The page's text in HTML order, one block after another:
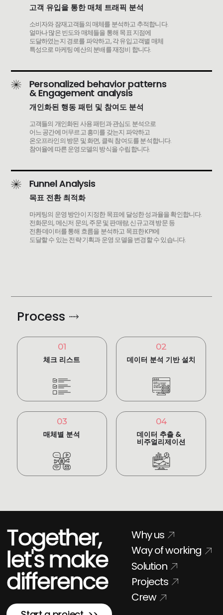
고객 유입을 통한 매체 트래픽 분석
소비자와 잠재고객들의 매체를 분석하고 추적합니다.
얼마나 많은 빈도와 매체들을 통해 목표 지점에
도달하였는지 경로를 파악하고, 각 유입고객별 매체
특성으로 마케팅 예산의 분배를 재정비 합니다.
Personalized behavior patterns
& Engagement analysis
개인화된 행동 패턴 및 참여도 분석
고객들의 개인화된 사용 패턴과 관심도 분석으로
어느 공간에 머무르고 흥미를 갖는지 파악하고
온오프라인의 방문 및 화면, 클릭 참여도를 분석합니다.
참여율에 따른 운영모델의 방식을 수립합니다.
Funnel Analysis
목표 전환 최적화
마케팅의 운영 방안이 지정한 목표에 달성한 성과율을 확인합니다.
전화문의, 메신저 문의, 주문 및 판매량, 신규고객 방문 등
전환 데이터를 통해 흐름을 분석하고 목표한 KPI에
도달할 수 있는 전략 기획과 운영 모델을 변경할 수 있습니다.
Process ⤑
01
체크 리스트
02
데이터 분석 기반 설치
03
매체별 분석
04
데이터 추출 &
비주얼리제이션
Together,
let's make
difference
Why us
Way of working
Solution
Projects
Crew